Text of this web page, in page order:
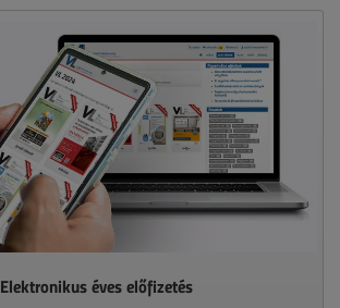
Elektronikus éves előfizetés